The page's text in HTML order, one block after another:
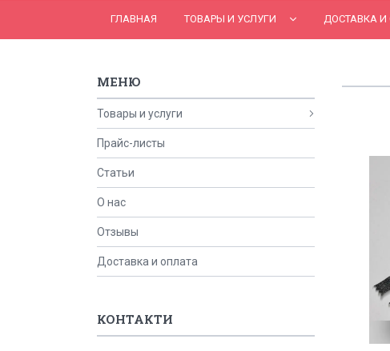
ГЛАВНАЯ ТОВАРЫ И УСЛУГИ ДОСТАВКА И
Товары и услуги
Прайс-листы
Статьи
О нас
Отзывы
Доставка и оплата
КОНТАКТИ